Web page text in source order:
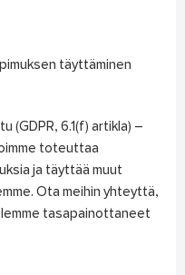
täyttäminen
(GDPR, 6.1(f) artikla) –
toteuttaa
ja täyttää muut
Ota meihin yhteyttä,
tasapainottaneet